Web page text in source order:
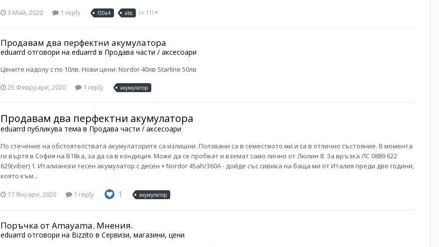
3 Май, 2020
1 reply f20a4 abs (+ 11)
Продавам два перфектни акумулатора
eduarrd отговори на eduarrd в Продава части / аксесоари
Цените надолу с по 10лв. Нови цени: Nordor 40лв Starline 50лв
25 Февруари, 2020
1 reply акумулатор
Продавам два перфектни акумулатора
eduarrd публикува тема в Продава части / аксесоари
По стечение на обстоятелствата акумулаторите са излишни. Ползвани са в семеството ми и са в отлично състояние. В момента
ги въртя в София на B18ка, за да са в кондиция. Може да се пробват и вземат само лично от Люлин 8. За връзка ЛС 0889 622
629(viber) 1. Италиански тесен акумулатор с десен + Nordor 45ah/360A - дойде със сивика на баща ми от Италия преди две години,
която към...
17 Януари, 2020 1 reply 1 акумулатор
Поръчка от Amayama. Мнения.
eduarrd отговори на Bizzito в Сервизи, магазини, цени